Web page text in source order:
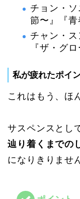
チョン・
節〜』『
チャン・ス
『ザ・グ
私が疲れたポイ
これはもう、ほ
サスペンスとし
辿り着くまでの
になりきりませ